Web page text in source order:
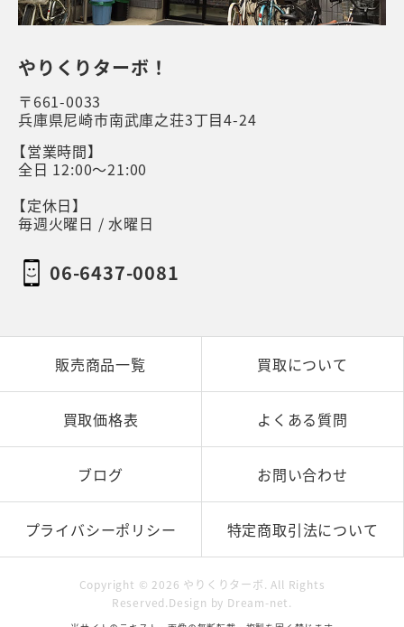
やりくりターボ！
〒661-0033
兵庫県尼崎市南武庫之荘3丁目4-24
【営業時間】
全日 12:00～21:00
【定休日】
毎週火曜日 / 水曜日
06-6437-0081
販売商品一覧 買取について
買取価格表 よくある質問
ブログ お問い合わせ
プライバシーポリシー 特定商取引法について
Copyright © 2026 やりくりターボ. All Rights
Reserved.Design by Dream-net.